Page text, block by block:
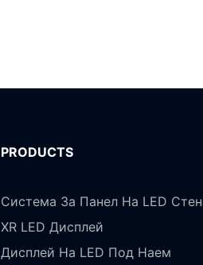
PRODUCTS
Система За Панел На LED
XR LED Дисплей
Дисплей На LED Под Наем